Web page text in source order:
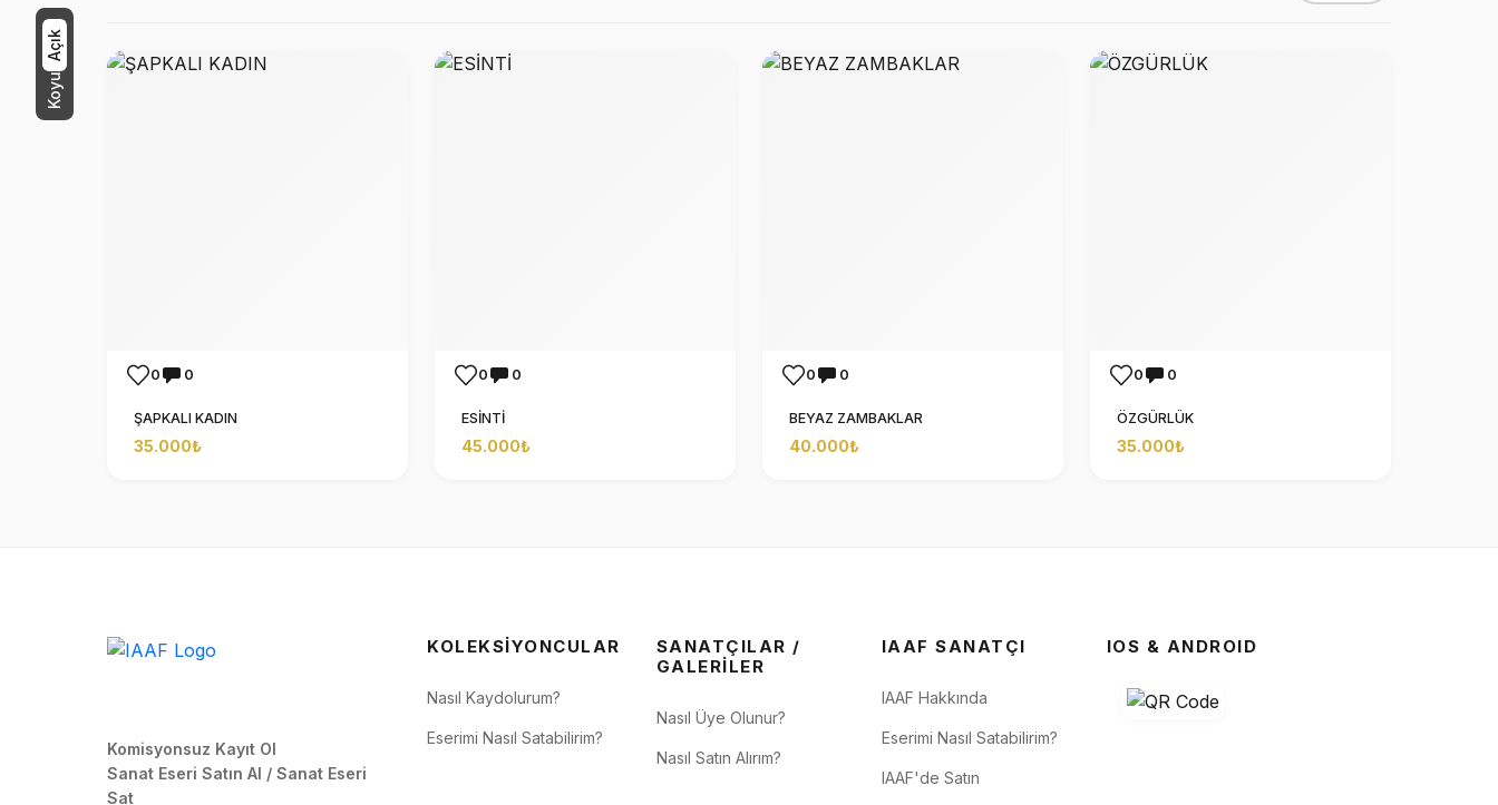
Koyu
Açık
0 0
ŞAPKALI KADIN
35.000₺
0 0
ESİNTİ
45.000₺
0 0
BEYAZ ZAMBAKLAR
40.000₺
0 0
ÖZGÜRLÜK
35.000₺
Komisyonsuz Kayıt Ol
Sanat Eseri Satın Al / Sanat Eseri
Sat
KOLEKSIYONCULAR
Nasıl Kaydolurum?
Eserimi Nasıl Satabilirim?
SANATÇILAR /
GALERILER
Nasıl Üye Olunur?
Nasıl Satın Alırım?
IAAF SANATÇI
IAAF Hakkında
Eserimi Nasıl Satabilirim?
IAAF'de Satın
IOS & ANDROID